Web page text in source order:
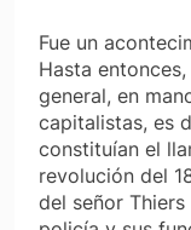
Fue un
Hasta
general, en
capitalistas, es
constituían el
revolución del
del señor